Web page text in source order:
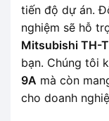
tiến độ dự án.
nghiệm sẽ hỗ
Mitsubishi TH-
bạn. Chúng tôi
9A mà còn
cho doanh